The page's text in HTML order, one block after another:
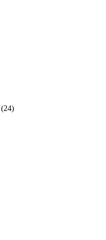
(24)